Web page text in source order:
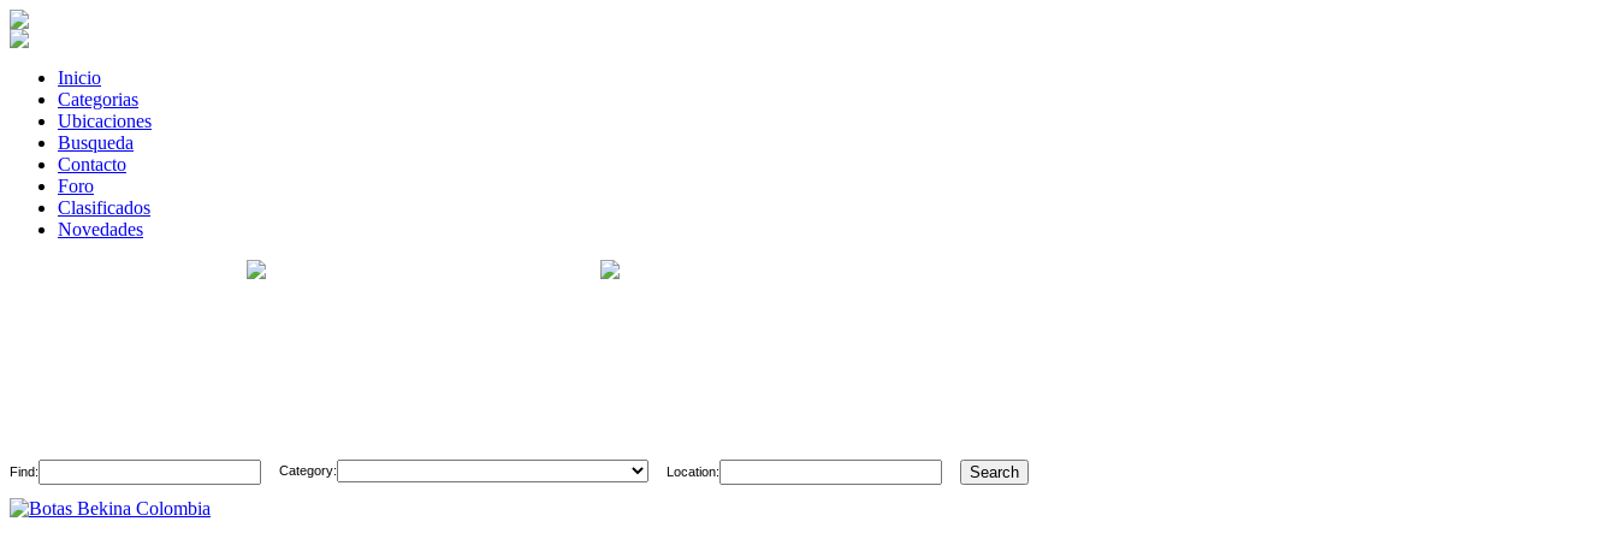
Inicio
Categorias
Ubicaciones
Busqueda
Contacto
Foro
Clasificados
Novedades
Find: Category: Location: